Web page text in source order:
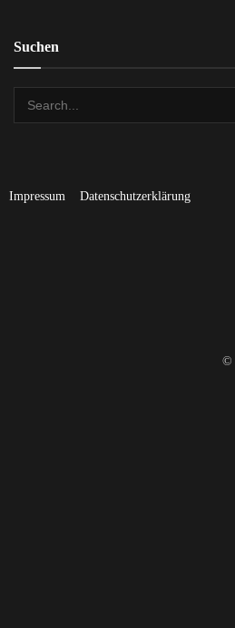
Suchen
Impressum Datenschutzerklärung
©